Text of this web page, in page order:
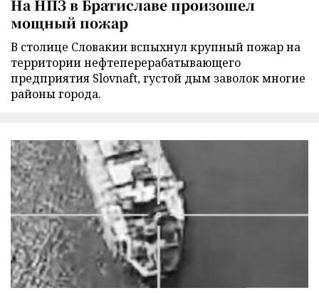
На НПЗ в Братиславе произошел
мощный пожар
В столице Словакии вспыхнул крупный пожар на
территории нефтеперерабатывающего
предприятия Slovnaft, густой дым заволок многие
районы города.